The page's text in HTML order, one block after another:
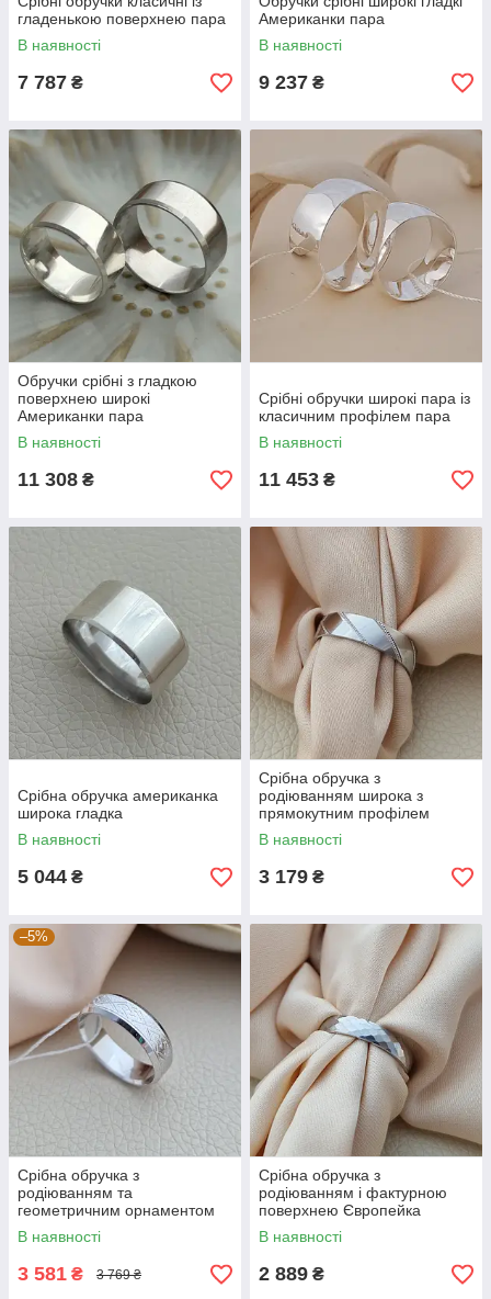
гладенькою поверхнею пара
В наявності
7 787 ₴
Американки пара
В наявності
9 237 ₴
Обручки срібні з гладкою
поверхнею широкі
Американки пара
В наявності
11 308 ₴
Срібні обручки широкі пара із
класичним профілем пара
В наявності
11 453 ₴
Срібна обручка американка
широка гладка
В наявності
5 044 ₴
Срібна обручка з
родіюванням широка з
прямокутним профілем
В наявності
3 179 ₴
–5%
Срібна обручка з
родіюванням та
геометричним орнаментом
Американка
В наявності
3 581 ₴ 3 769 ₴
Срібна обручка з
родіюванням і фактурною
поверхнею Європейка
В наявності
2 889 ₴